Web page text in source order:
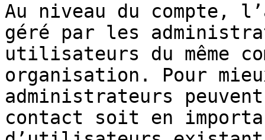
Au niveau du compte,
géré par les
utilisateurs du même
organisation. Pour
administrateurs
contact soit en